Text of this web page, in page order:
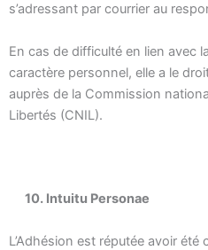
s’adressant par courrier au
En cas de difficulté en lien avec
caractère personnel, elle a le
auprès de la Commission
Libertés (CNIL).
10. Intuitu Personae
L’Adhésion est réputée avoir